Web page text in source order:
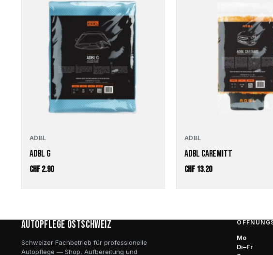
ADBL
ADBL G
CHF2.90
ADBL
ADBL CAREMITT
CHF 13.20
Autopflege Ostschweiz
Schweizer Fachbetrieb für professionelle
Autopflege — Shop, Aufbereitung und
Mo
Di–Fr